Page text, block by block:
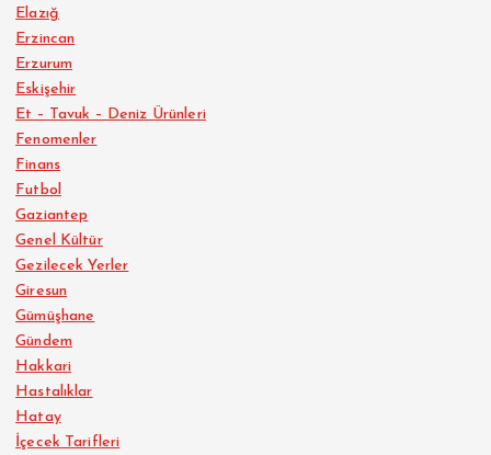
Elazığ
Erzincan
Erzurum
Eskişehir
Et – Tavuk – Deniz Ürünleri
Fenomenler
Finans
Futbol
Gaziantep
Genel Kültür
Gezilecek Yerler
Giresun
Gümüşhane
Gündem
Hakkari
Hastalıklar
Hatay
İçecek Tarifleri